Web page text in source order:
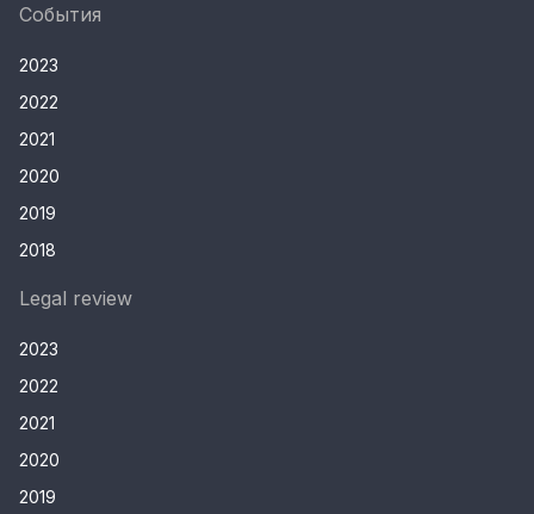
События
2023
2022
2021
2020
2019
2018
Legal review
2023
2022
2021
2020
2019